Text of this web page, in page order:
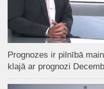
Prognozes ir pilnībā
klajā ar prognozi